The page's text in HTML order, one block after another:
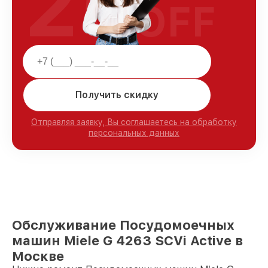
Получить скидку
Отправляя заявку, Вы соглашаетесь на обработку
персональных данных
OFF
Обслуживание Посудомоечных
машин Miele G 4263 SCVi Active в
Москве